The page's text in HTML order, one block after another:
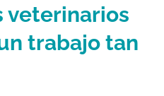
veterinarios
trabajo tan